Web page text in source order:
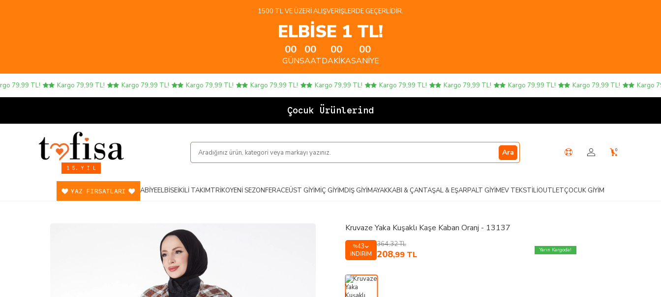
1500 TL VE ÜZERI ALIŞVERIŞLERDE GEÇERLIDIR.
ELBİSE 1 TL!
00
GÜN
00
SAAT
00
DAKIKA
00
SANIYE
79,99 TL! Kargo 79,99 TL! Kargo 79,99 TL! Kargo 79,99 TL! Kargo 79,99 TL! Kargo 79,99 TL! Kargo 79,99 TL! Kargo 79,99 TL! Kargo 79,99 TL! Kargo 79,99 TL! Kargo
Çocuk Ürünlerinde 4
1 5. Y I L
Ara 0
YAZ FIRSATLARI ABIYEELBISEİKILI TAKIMTRIKOYENI SEZONFERACEÜST GIYIMİÇ GIYIMDIŞ GIYIMAYAKKABI & ÇANTAŞAL & EŞARPALT GIYIMEV TEKSTILIOUTLETÇOCUK GIYIM
Kruvaze Yaka Kuşaklı Kaşe Kaban Oranj - 13137
%43
İNDIRIM
364,32TL
208,99 TL Yarın Kargoda!